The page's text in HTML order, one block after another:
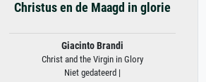
Christus en de Maagd in glorie
Giacinto Brandi
Christ and the Virgin in Glory
Niet gedateerd |